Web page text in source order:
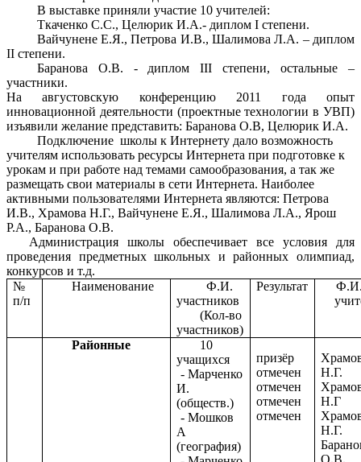
В выставке приняли участие 10 учителей:
Ткаченко С.С., Целюрик И.А.- диплом I степени.
Вайчунене Е.Я., Петрова И.В., Шалимова Л.А. – диплом
II степени.
Баранова О.В. - диплом III степени, остальные –
участники.
На августовскую конференцию 2011 года опыт
инновационной деятельности (проектные технологии в УВП)
изъявили желание представить: Баранова О.В, Целюрик И.А.
Подключение школы к Интернету дало возможность
учителям использовать ресурсы Интернета при подготовке к
урокам и при работе над темами самообразования, а так же
размещать свои материалы в сети Интернета. Наиболее
активными пользователями Интернета являются: Петрова
И.В., Храмова Н.Г., Вайчунене Е.Я., Шалимова Л.А., Ярош
Р.А., Баранова О.В.
Администрация школы обеспечивает все условия для
проведения предметных школьных и районных олимпиад,
конкурсов и т.д.
№
п/п
Наименование
Ф.И.
участников
(Кол-во
участников)
Результат
Районные
10
учащихся
- Марченко
И.
(обществ.)
- Мошков
А
(география)
призёр
отмечен
отмечен
отмечен
отмечен
Н.Г.
Н.Г
Н.Г.
О.В.